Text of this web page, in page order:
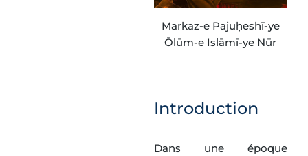
Markaz-e Pajuḥeshī-ye
Ōlūm-e Islāmī-ye Nūr
Introduction
Dans une époque